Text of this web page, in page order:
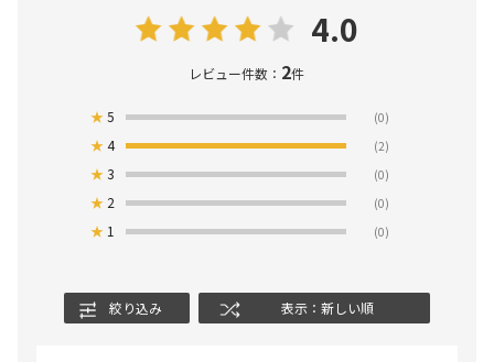
4.0
レビュー件数： 2件
★5 (0)
★4 (2)
★3 (0)
★ 2 (0)
★ 1 (0)
絞り込み 表示：新しい順